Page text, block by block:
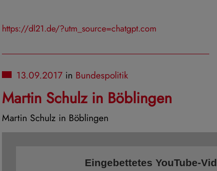
https://dl21.de/?utm_source=chatgpt.com
13.09.2017 in Bundespolitik
Martin Schulz in Böblingen
Martin Schulz in Böblingen
Eingebettetes YouTube-